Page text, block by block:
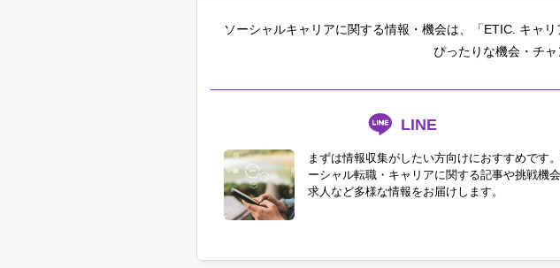
ソーシャルキャリアに関する情報・機会は、「ETIC. キャ
ぴったりな機会・チ
LINE
まずは情報収集がしたい方向けにおすすめです
ーシャル転職・キャリアに関する記事や挑戦機会
求人など多様な情報をお届けします。